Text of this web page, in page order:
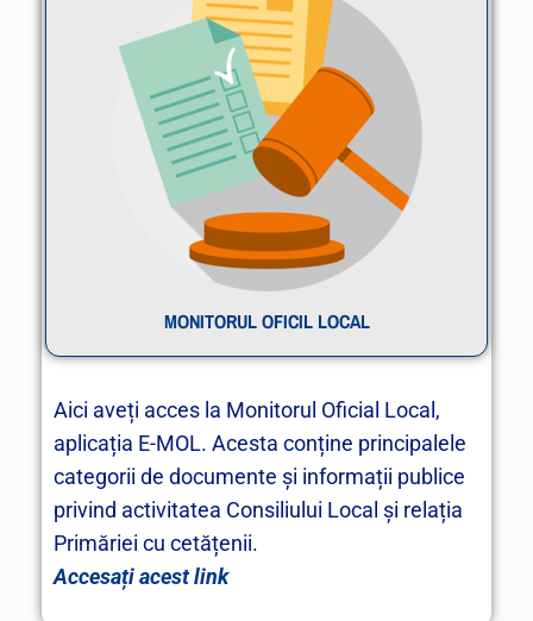
MONITORUL OFICIL LOCAL
Aici aveți acces la Monitorul Oficial Local,
aplicația E-MOL. Acesta conține principalele
categorii de documente și informații publice
privind activitatea Consiliului Local și relația
Primăriei cu cetățenii.
Accesați acest link